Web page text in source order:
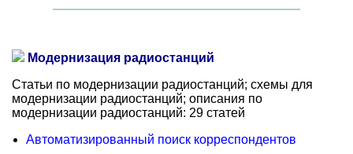
Модернизация радиостанций
Статьи по модернизации радиостанций; схемы для
модернизации радиостанций; описания по
модернизации радиостанций: 29 статей
Автоматизированный поиск корреспондентов